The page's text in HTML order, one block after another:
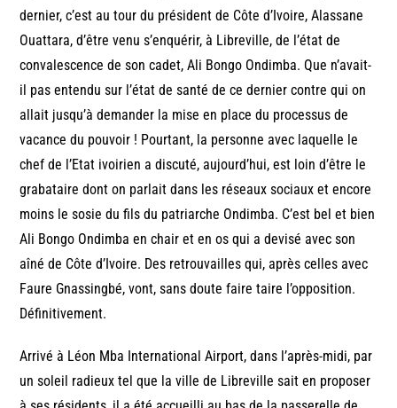
dernier, c’est au tour du président de Côte d’Ivoire, Alassane
Ouattara, d’être venu s’enquérir, à Libreville, de l’état de
convalescence de son cadet, Ali Bongo Ondimba. Que n’avait-
il pas entendu sur l’état de santé de ce dernier contre qui on
allait jusqu’à demander la mise en place du processus de
vacance du pouvoir ! Pourtant, la personne avec laquelle le
chef de l’Etat ivoirien a discuté, aujourd’hui, est loin d’être le
grabataire dont on parlait dans les réseaux sociaux et encore
moins le sosie du fils du patriarche Ondimba. C’est bel et bien
Ali Bongo Ondimba en chair et en os qui a devisé avec son
aîné de Côte d’Ivoire. Des retrouvailles qui, après celles avec
Faure Gnassingbé, vont, sans doute faire taire l’opposition.
Définitivement.
Arrivé à Léon Mba International Airport, dans l’après-midi, par
un soleil radieux tel que la ville de Libreville sait en proposer